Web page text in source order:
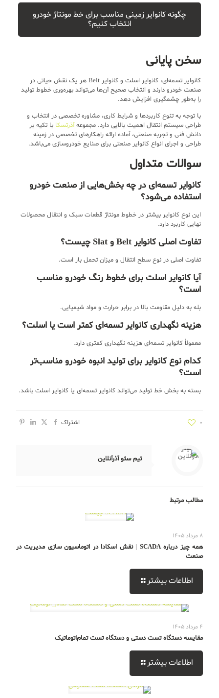
چگونه کانوایر زمینی مناسب برای خط مونتاژ خودرو
انتخاب کنیم؟
سخن پایانی
کانوایر تسمه‌ای، کانوایر اسلت و کانوایر Belt هر یک نقش حیاتی در
صنعت خودرو دارند و انتخاب صحیح آن‌ها می‌تواند بهره‌وری خطوط تولید
را به‌طور چشمگیری افزایش دهد.
با توجه به تنوع کاربردها و شرایط کاری، مشاوره تخصصی در انتخاب و
طراحی سیستم انتقال اهمیت بالایی دارد. مجموعهآذرتسکا با تکیه بر
دانش فنی و تجربه صنعتی، آماده ارائه راهکارهای تخصصی در زمینه
طراحی و اجرای انواع کانوایر صنعتی برای صنایع خودروسازی می‌باشد.
سوالات متداول
کانوایر تسمه‌ای در چه بخش‌هایی از صنعت خودرو
استفاده می‌شود؟
این نوع کانوایر بیشتر در خطوط مونتاژ قطعات سبک و انتقال محصولات
نهایی کاربرد دارد.
تفاوت اصلی کانوایر Belt و Slat چیست؟
تفاوت اصلی در نوع سطح انتقال و میزان تحمل بار است.
آیا کانوایر اسلت برای خطوط رنگ خودرو مناسب
است؟
بله به دلیل مقاومت بالا در برابر حرارت و مواد شیمیایی.
هزینه نگهداری کانوایر تسمه‌ای کمتر است یا اسلت؟
معمولاً کانوایر تسمه‌ای هزینه نگهداری کمتری دارد.
کدام نوع کانوایر برای تولید انبوه خودرو مناسب‌تر
است؟
بسته به بخش خط تولید می‌تواند کانوایر تسمه‌ای یا کانوایر اسلت باشد.
اشتراک 0
تیم سئو آذرآنلاین
مطالب مرتبط
8 مرداد 1405
همه چیز درباره SCADA | نقش اسکادا در اتوماسیون سازی مدیریت در
صنعت
اطلاعات بیشتر
4 مرداد 1405
مقایسه دستگاه تست دستی و دستگاه تست تمام‌اتوماتیک
اطلاعات بیشتر